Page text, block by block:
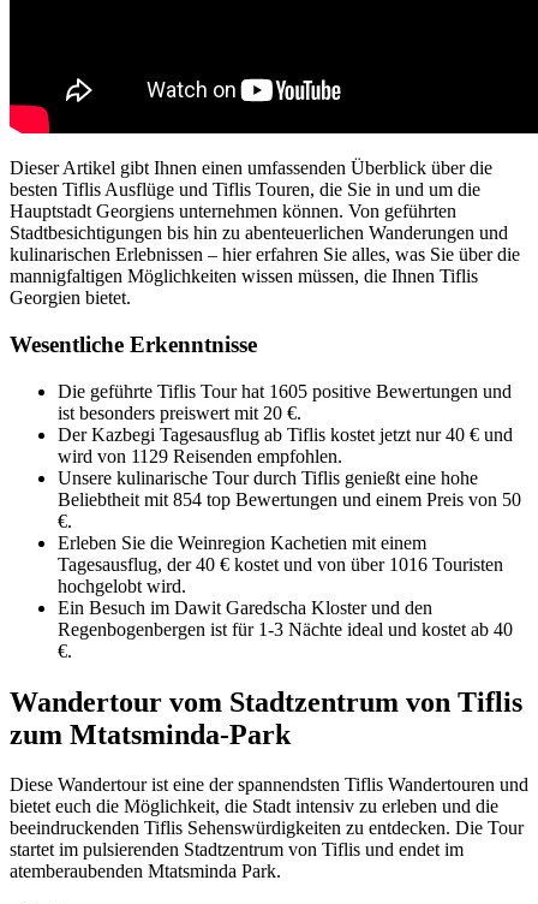
Dieser Artikel gibt Ihnen einen umfassenden Überblick über die
besten Tiflis Ausflüge und Tiflis Touren, die Sie in und um die
Hauptstadt Georgiens unternehmen können. Von geführten
Stadtbesichtigungen bis hin zu abenteuerlichen Wanderungen und
kulinarischen Erlebnissen – hier erfahren Sie alles, was Sie über die
mannigfaltigen Möglichkeiten wissen müssen, die Ihnen Tiflis
Georgien bietet.
Wesentliche Erkenntnisse
Die geführte Tiflis Tour hat 1605 positive Bewertungen und
ist besonders preiswert mit 20 €.
Der Kazbegi Tagesausflug ab Tiflis kostet jetzt nur 40 € und
wird von 1129 Reisenden empfohlen.
Unsere kulinarische Tour durch Tiflis genießt eine hohe
Beliebtheit mit 854 top Bewertungen und einem Preis von 50
€.
Erleben Sie die Weinregion Kachetien mit einem
Tagesausflug, der 40 € kostet und von über 1016 Touristen
hochgelobt wird.
Ein Besuch im Dawit Garedscha Kloster und den
Regenbogenbergen ist für 1-3 Nächte ideal und kostet ab 40
€.
Wandertour vom Stadtzentrum von Tiflis
zum Mtatsminda-Park
Diese Wandertour ist eine der spannendsten Tiflis Wandertouren und
bietet euch die Möglichkeit, die Stadt intensiv zu erleben und die
beeindruckenden Tiflis Sehenswürdigkeiten zu entdecken. Die Tour
startet im pulsierenden Stadtzentrum von Tiflis und endet im
atemberaubenden Mtatsminda Park.